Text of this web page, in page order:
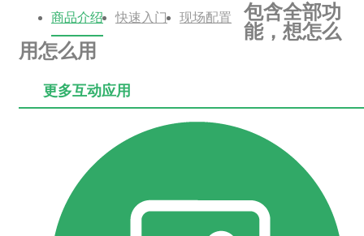
商品介绍 快速入门 现场配置
包含全部功
能，想怎么
用怎么用
更多互动应用